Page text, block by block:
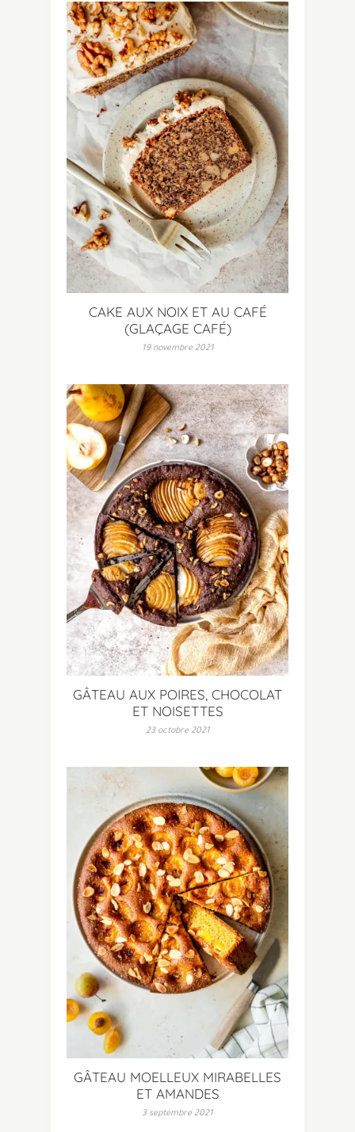
CAKE AUX NOIX ET AU CAFÉ
(GLAÇAGE CAFÉ)
19 novembre 2021
GÂTEAU AUX POIRES, CHOCOLAT
ET NOISETTES
23 octobre 2021
GÂTEAU MOELLEUX MIRABELLES
ET AMANDES
3 septembre 2021